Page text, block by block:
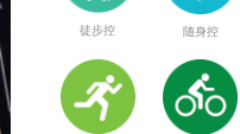
徒步控 随身控